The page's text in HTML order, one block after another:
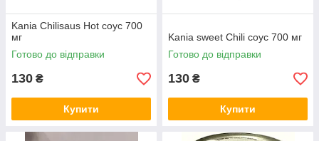
Kania Chilisaus Hot соус 700
мг
Готово до відправки
130 ₴
Купити
Kania sweet Сhili соус 700 мг
Готово до відправки
130 ₴
Купити